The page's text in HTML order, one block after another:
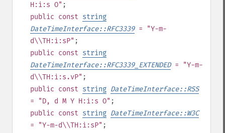
H:i:s O" ;
public const string
DateTimeInterface::RFC3339= "Y-m-
d\\TH:i:sP" ;
public const string
DateTimeInterface::RFC3339_EXTENDED= "Y-m-
d\\TH:i:s.vP" ;
public const string DateTimeInterface::RSS
= "D, d M Y H:i:s O" ;
public const string DateTimeInterface::W3C
= "Y-m-d\\TH:i:sP" ;